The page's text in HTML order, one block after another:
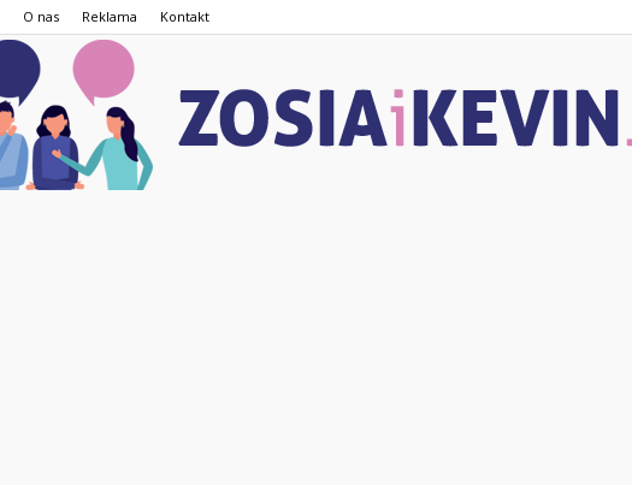
O nas Reklama Kontakt